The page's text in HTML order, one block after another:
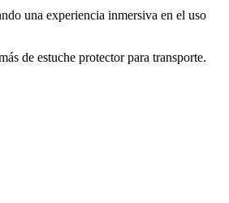
una experiencia inmersiva en el uso
de estuche protector para transporte.